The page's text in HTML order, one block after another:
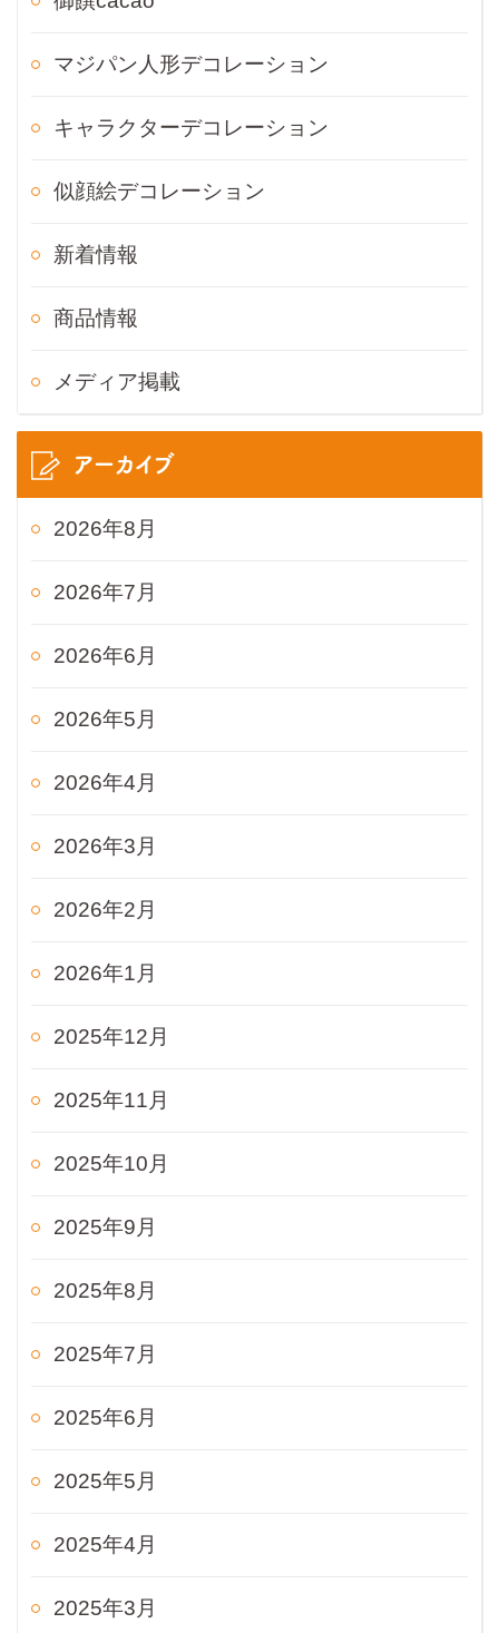
マジパン人形デコレーション
キャラクターデコレーション
似顔絵デコレーション
新着情報
商品情報
メディア掲載
アーカイブ
2026年8月
2026年7月
2026年6月
2026年5月
2026年4月
2026年3月
2026年2月
2026年1月
2025年12月
2025年11月
2025年10月
2025年9月
2025年8月
2025年7月
2025年6月
2025年5月
2025年4月
2025年3月